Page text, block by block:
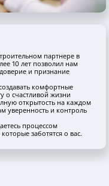
партнере в
10 лет позволил нам
и признание
комфортные
о счастливой жизни
открытость на каждом
уверенность и контроль
процессом
заботятся о вас.